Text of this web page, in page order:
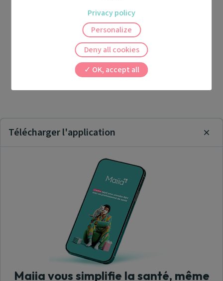
Télécharger l'application
Maiia vous simplifie la santé, même
OK, accept all
Deny all cookies
Personalize
Privacy policy